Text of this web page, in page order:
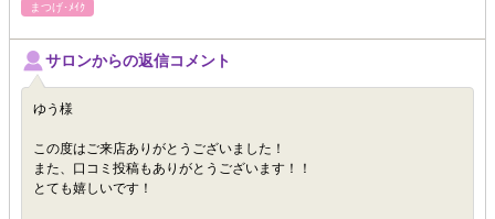
まつげ･ﾒｲｸ
サロンからの返信コメント
ゆう様
この度はご来店ありがとうございました！
また、口コミ投稿もありがとうございます！！
とても嬉しいです！